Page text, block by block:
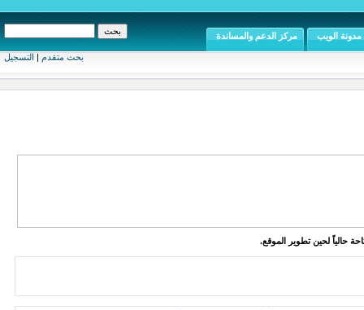
بحث متقدم | التسجيل
مدونة الويب مركز الدعم والمساندة
حالياً لحين تطوير الموقع.